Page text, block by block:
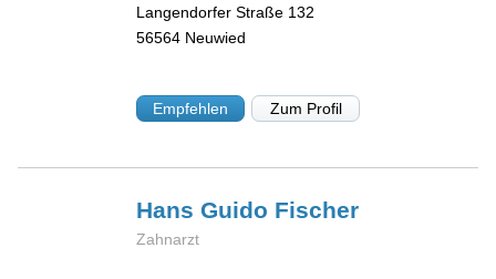
Langendorfer Straße 132
56564 Neuwied
Empfehlen Zum Profil
Hans Guido Fischer
Zahnarzt